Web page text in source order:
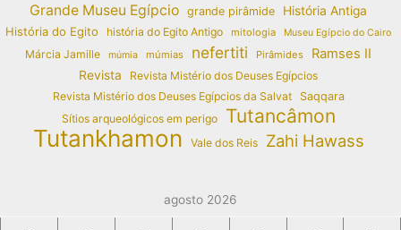
Grande Museu Egípcio grande pirâmide
História Antiga
História do Egito
história do Egito Antigo mitologia Museu Egípcio do Cairo
Márcia Jamille múmia múmias nefertiti Pirâmides Ramses II
Revista
Revista Mistério dos Deuses Egípcios
Revista Mistério dos Deuses Egípcios da Salvat
Saqqara
Sítios arqueológicos em perigo
Tutancâmon
Tutankhamon Vale dos Reis Zahi Hawass
agosto 2026